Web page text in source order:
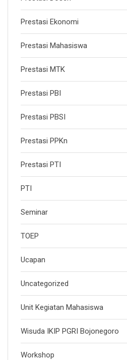
Prestasi Ekonomi
Prestasi Mahasiswa
Prestasi MTK
Prestasi PBI
Prestasi PBSI
Prestasi PPKn
Prestasi PTI
PTI
Seminar
TOEP
Ucapan
Uncategorized
Unit Kegiatan Mahasiswa
Wisuda IKIP PGRI Bojonegoro
Workshop